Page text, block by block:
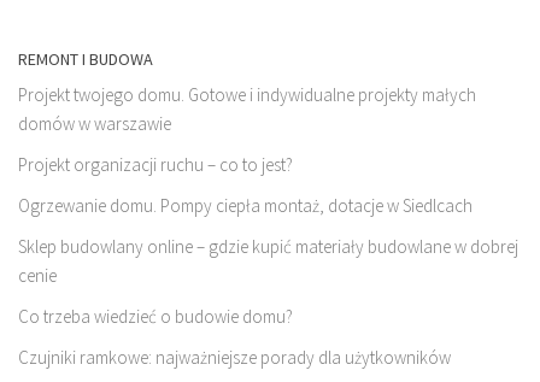
REMONT I BUDOWA
Projekt twojego domu. Gotowe i indywidualne projekty małych
domów w warszawie
Projekt organizacji ruchu – co to jest?
Ogrzewanie domu. Pompy ciepła montaż, dotacje w Siedlcach
Sklep budowlany online – gdzie kupić materiały budowlane w dobrej
cenie
Co trzeba wiedzieć o budowie domu?
Czujniki ramkowe: najważniejsze porady dla użytkowników